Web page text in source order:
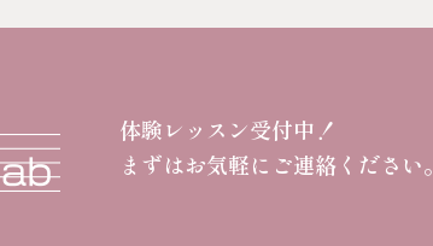
体験レッスン受付中！
まずはお気軽にご連絡ください。